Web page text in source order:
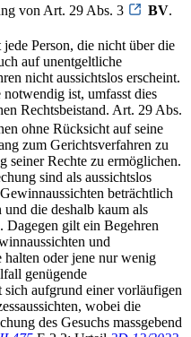
von Art. 29 Abs. 3
BV.
jede Person, die nicht über die
auf unentgeltliche
nicht aussichtslos erscheint.
ist, umfasst dies
Rechtsbeistand. Art. 29 Abs.
ohne Rücksicht auf seine
zum Gerichtsverfahren zu
seiner Rechte zu ermöglichen.
sind als aussichtslos
beträchtlich
die deshalb kaum als
Dagegen gilt ein Begehren
und
halten oder jene nur wenig
genügende
sich aufgrund einer vorläufigen
wobei die
des Gesuchs massgebend